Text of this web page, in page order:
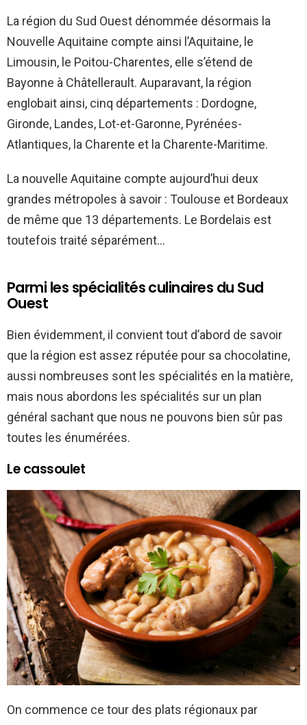
La région du Sud Ouest dénommée désormais la
Nouvelle Aquitaine compte ainsi l’Aquitaine, le
Limousin, le Poitou-Charentes, elle s’étend de
Bayonne à Châtellerault. Auparavant, la région
englobait ainsi, cinq départements : Dordogne,
Gironde, Landes, Lot-et-Garonne, Pyrénées-
Atlantiques, la Charente et la Charente-Maritime.
La nouvelle Aquitaine compte aujourd’hui deux
grandes métropoles à savoir : Toulouse et Bordeaux
de même que 13 départements. Le Bordelais est
toutefois traité séparément…
Parmi les spécialités culinaires du Sud
Ouest
Bien évidemment, il convient tout d’abord de savoir
que la région est assez réputée pour sa chocolatine,
aussi nombreuses sont les spécialités en la matière,
mais nous abordons les spécialités sur un plan
général sachant que nous ne pouvons bien sûr pas
toutes les énumérées.
Le cassoulet
On commence ce tour des plats régionaux par